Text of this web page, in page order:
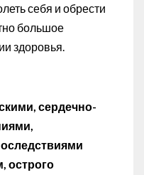
себя и обрести
большое
здоровья.
сердечно-
острого